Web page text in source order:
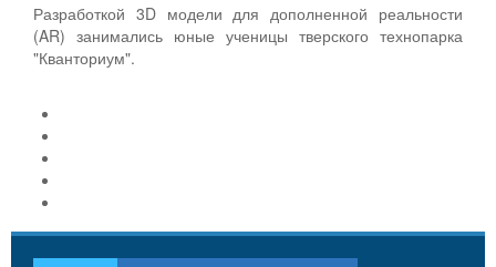
Разработкой 3D модели для дополненной реальности
(AR) занимались юные ученицы тверского технопарка
"Кванториум".